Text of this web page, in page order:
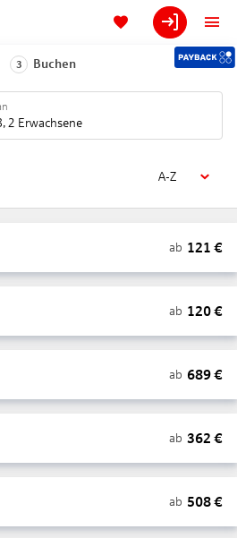
3 Buchen
, 2 Erwachsene
A-Z
ab 121 €
ab 120€
ab 689€
ab 362 €
ab 508€